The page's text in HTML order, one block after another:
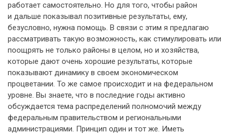
работает самостоятельно. Но для того, чтобы район
и дальше показывал позитивные результаты, ему,
безусловно, нужна помощь. В связи с этим я предлагаю
рассматривать такую возможность, как стимулировать или
поощрять не только районы в целом, но и хозяйства,
которые дают очень хорошие результаты, которые
показывают динамику в своем экономическом
процветании. То же самое происходит и на федеральном
уровне. Вы знаете, что в последние годы активно
обсуждается тема распределений полномочий между
федеральным правительством и региональными
администрациями. Принцип один и тот же. Иметь